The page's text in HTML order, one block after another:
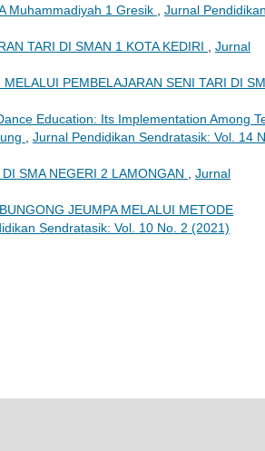
Muhammadiyah 1 Gresik
Jurnal Pendidikan
TARI DI SMAN 1 KOTA KEDIRI
Jurnal
PEMBELAJARAN SENI TARI DI
Education: Its Implementation Among
Jurnal Pendidikan Sendratasik: Vol. 14
SMA NEGERI 2 LAMONGAN
Jurnal
JEUMPA MELALUI METODE
Sendratasik: Vol. 10 No. 2 (2021)